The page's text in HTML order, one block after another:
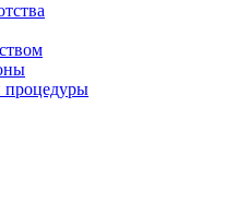
процедуры